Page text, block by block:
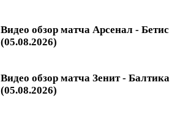
Видео обзор матча Арсенал - Бетис
(05.08.2026)
Видео обзор матча Зенит - Балтика
(05.08.2026)